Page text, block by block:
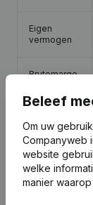
Eigen
vermogen
Brutomarge
Personeel
Beleef
Om uw
Companyweb
website
welke
manier